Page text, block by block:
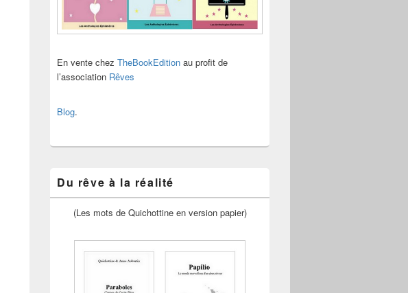
En vente chez TheBookEdition au profit de
l’association Rêves
Blog.
Du rêve à la réalité
(Les mots de Quichottine en version papier)